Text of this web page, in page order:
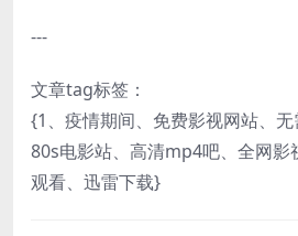
---
文章tag标签：
{1、疫情期间、免费影视网站、无
80s电影站、高清mp4吧、全网影
观看、迅雷下载}